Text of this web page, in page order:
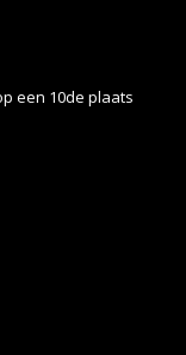
een 10de plaats